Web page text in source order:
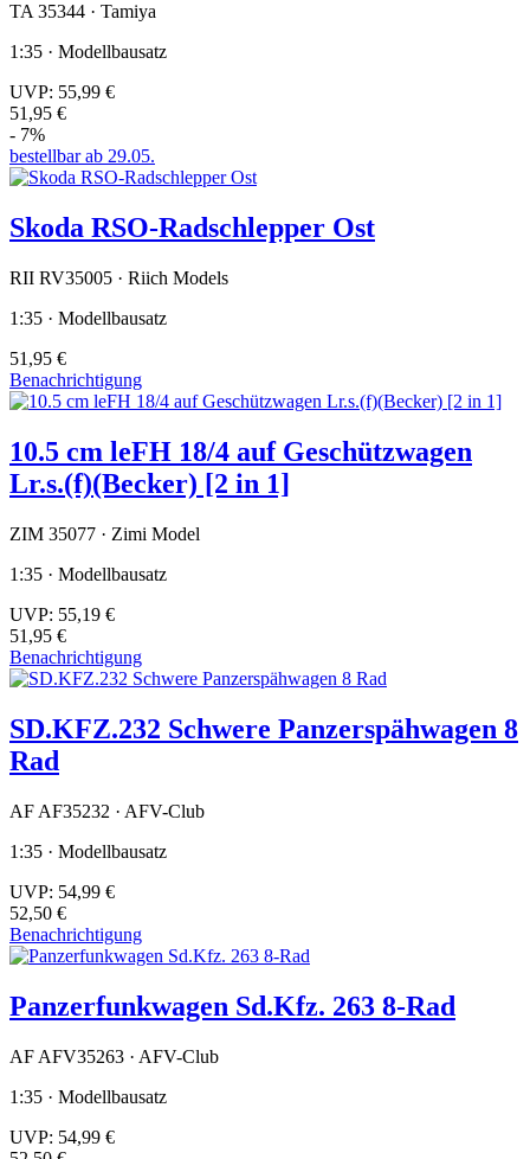
TA 35344 · Tamiya
1:35 · Modellbausatz
UVP: 55,99 €
51,95 €
- 7%
bestellbar ab 29.05.
Skoda RSO-Radschlepper Ost
RII RV35005 · Riich Models
1:35 · Modellbausatz
51,95 €
Benachrichtigung
10.5 cm leFH 18/4 auf Geschützwagen
Lr.s.(f)(Becker) [2 in 1]
ZIM 35077 · Zimi Model
1:35 · Modellbausatz
UVP: 55,19 €
51,95 €
Benachrichtigung
SD.KFZ.232 Schwere Panzerspähwagen 8
Rad
AF AF35232 · AFV-Club
1:35 · Modellbausatz
UVP: 54,99 €
52,50 €
Benachrichtigung
Panzerfunkwagen Sd.Kfz. 263 8-Rad
AF AFV35263 · AFV-Club
1:35 · Modellbausatz
UVP: 54,99 €